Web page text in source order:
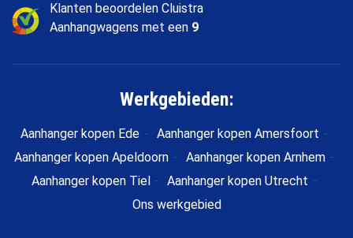
Klanten beoordelen Cluistra
Aanhangwagens met een 9
Werkgebieden:
Aanhanger kopen Ede
Aanhanger kopen Amersfoort
Aanhanger kopen Apeldoorn
Aanhanger kopen Arnhem
Aanhanger kopen Tiel
Aanhanger kopen Utrecht
Ons werkgebied